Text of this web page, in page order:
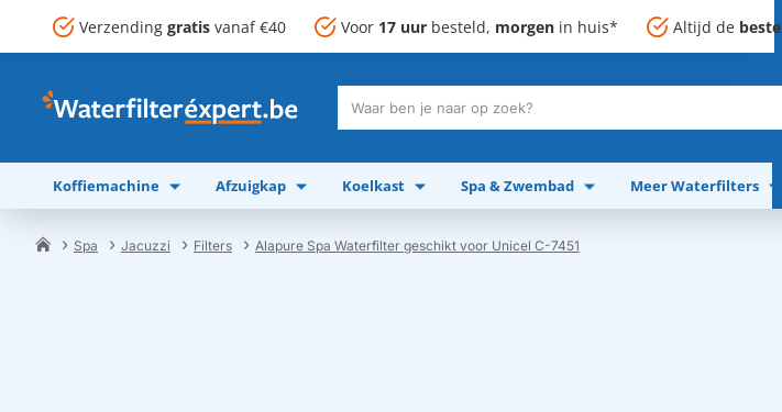
Verzending gratis vanaf €40 Voor 17 uur besteld, morgen in huis* Altijd de beste
Waar
je
naar
op
Koffiemachine Afzuigkap Koelkast Spa & Zwembad Meer Waterfilters
Spa Jacuzzi Filters Alapure Spa Waterfilter geschikt voor Unicel C-7451